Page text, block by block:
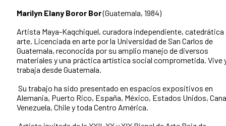
Marilyn Elany Boror Bor(Guatemala, 1984)
Artista Maya-Kaqchiquel, curadora independiente, catedrática
arte. Licenciada en arte por la Universidad de San Carlos de
Guatemala, reconocida por su amplio manejo de diversos
materiales y una práctica artística social comprometida. Vive
trabaja desde Guatemala.
Su trabajo ha sido presentado en espacios expositivos en
Alemania, Puerto Rico, España, México, Estados Unidos,
Venezuela, Chile y toda Centro América.